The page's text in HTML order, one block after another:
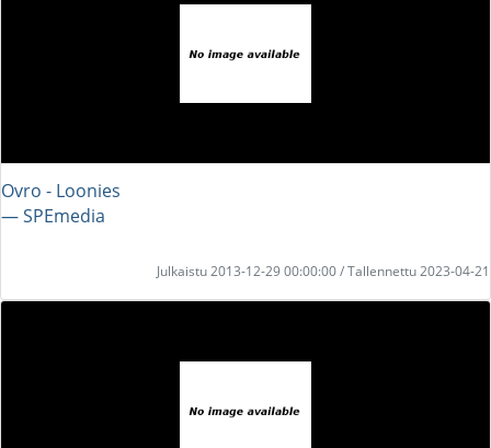
Ovro - Loonies
― SPEmedia
Julkaistu 2013-12-29 00:00:00 / Tallennettu 2023-04-21